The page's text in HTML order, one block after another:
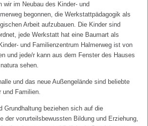
wir im Neubau des Kinder- und
begonnen, die Werkstattpädagogik als
Arbeit aufzubauen. Die Kinder sind
jede Werkstatt hat eine Baumart als
und Familienzentrum Halmerweg ist von
und jede/r kann aus dem Fenster des Hauses
sehen.
und das neue Außengelände sind beliebte
und Familien.
Grundhaltung beziehen sich auf die
der vorurteilsbewussten Bildung und Erziehung,